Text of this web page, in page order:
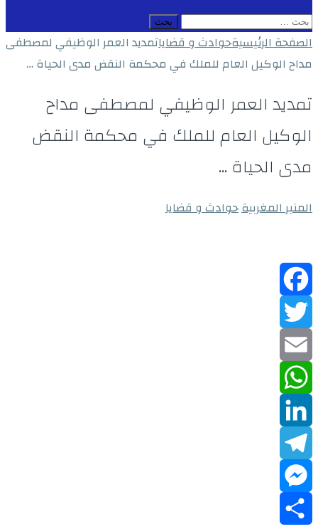
البحث
عن:
الصفحة الرئيسيةحوادث و قضاياتمديد العمر الوظيفي لمصطفى
مداح الوكيل العام للملك في محكمة النقض مدى الحياة …
تمديد العمر الوظيفي لمصطفى مداح
الوكيل العام للملك في محكمة النقض
مدى الحياة …
المنبر المغربيةحوادث و قضايا
Facebook
Twitter
Email
WhatsApp
LinkedIn
Telegram
Messenger